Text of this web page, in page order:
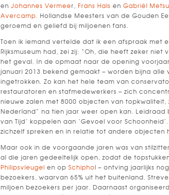
en Johannes Vermeer, Frans Hals en Gabriël Metsu
Avercamp . Hollandse Meesters van de Gouden
geroemd en geliefd bij miljoenen fans.
Toen ik iemand vertelde dat ik een afspraak met
Rijksmuseum had, zei zij: “Oh, die heeft zeker
het geval. In de opmaat naar de opening
januari 2013 bekend gemaakt – worden bijna alle
ingetrokken. Zo kan het hele team van
restauratoren en stafmedewerkers – zich
nieuwe zalen met 8000 objecten van topkwaliteit,
Nederland” na tien jaar weer open kan. Leidraad
van Tijd’ koppelen aan ‘Gevoel voor
zichzelf spreken en in relatie tot andere objecten
Maar ook in de voorgaande jaren was van
al die jaren gedeeltelijk open, zodat de
Philipsvleugel en op Schipho l – ontving jaarlijks
bezoekers, waarvan 65% uit het buitenland.
miljoen bezoekers per jaar. Daarnaast